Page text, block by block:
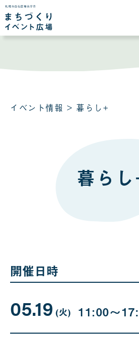
イベント情報 > 暮らし+
暮ら
開催日時
05.19月
日
(火日
) 11:00〜